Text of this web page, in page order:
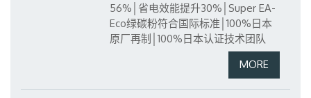
56%│省电效能提升30%│Super EA-
Eco绿碳粉符合国际标准│100%日本
原厂再制│100%日本认证技术团队